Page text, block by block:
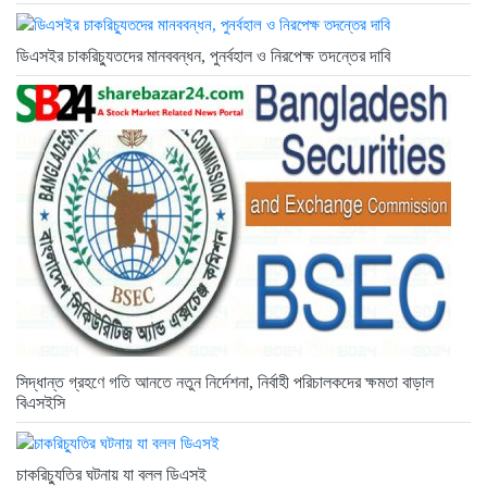
ডিএসইর চাকরিচ্যুতদের মানববন্ধন, পুনর্বহাল ও নিরপেক্ষ তদন্তের দাবি
সিদ্ধান্ত গ্রহণে গতি আনতে নতুন নির্দেশনা, নির্বাহী পরিচালকদের ক্ষমতা বাড়াল
বিএসইসি
চাকরিচ্যুতির ঘটনায় যা বলল ডিএসই